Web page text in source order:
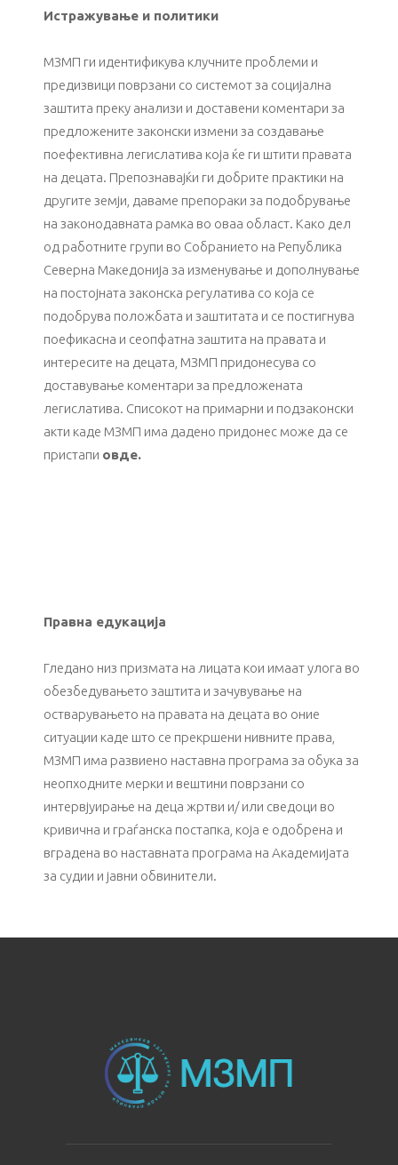
Истражување и политики
МЗМП ги идентификува клучните проблеми и
предизвици поврзани со системот за социјална
заштита преку анализи и доставени коментари за
предложените законски измени за создавање
поефективна легислатива која ќе ги штити правата
на децата. Препознавајќи ги добрите практики на
другите земји, даваме препораки за подобрување
на законодавната рамка во оваа област. Како дел
од работните групи во Собранието на Република
Северна Македонија за изменување и дополнување
на постојната законска регулатива со која се
подобрува положбата и заштитата и се постигнува
поефикасна и сеопфатна заштита на правата и
интересите на децата, МЗМП придонесува со
доставување коментари за предложената
легислатива. Списокот на примарни и подзаконски
акти каде МЗМП има дадено придонес може да се
пристапи овде.
Правна едукација
Гледано низ призмата на лицата кои имаат улога во
обезбедувањето заштита и зачувување на
остварувањето на правата на децата во оние
ситуации каде што се прекршени нивните права,
МЗМП има развиено наставна програма за обука за
неопходните мерки и вештини поврзани со
интервјуирање на деца жртви и/ или сведоци во
кривична и граѓанска постапка, која е одобрена и
вградена во наставната програма на Академијата
за судии и јавни обвинители.